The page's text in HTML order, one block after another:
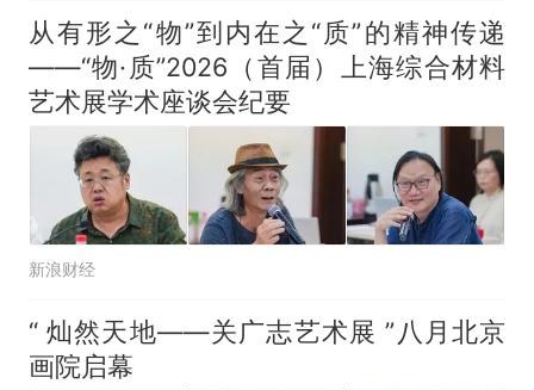
人生
从有形之“物”到内在之“质”的精神传递
——“物·质”2026（首届）上海综合材料
艺术展学术座谈会纪要
新浪财经
“ 灿然天地——关广志艺术展 ”八月北京
画院启幕